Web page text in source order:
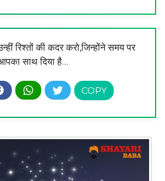
रिश्तों की कदर करो,जिन्होंने समय पर
साथ दिया है…